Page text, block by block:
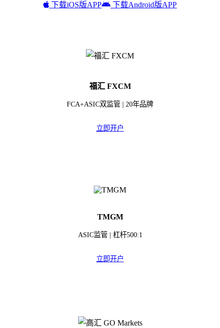
下载iOS版APP 下载Android版APP
福汇 FXCM
FCA+ASIC双监管 | 20年品牌
立即开户
TMGM
ASIC监管 | 杠杆500:1
立即开户